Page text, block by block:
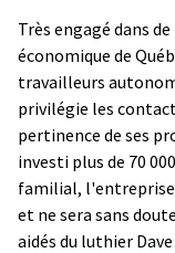
Très engagé dans
économique de
travailleurs
privilégie les
pertinence de ses
investi plus de 70
familial, l'entreprise
et ne sera sans
aidés du luthier